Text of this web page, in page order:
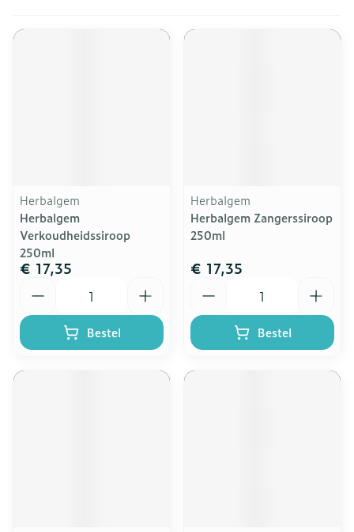
Herbalgem
Herbalgem
Verkoudheidssiroop
250ml
€ 17,35
Bestel
Herbalgem
Herbalgem Zangerssiroop
250ml
€ 17,35
Bestel